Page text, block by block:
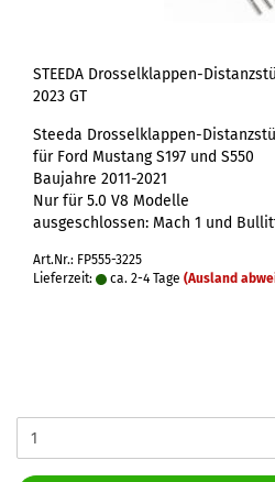
STEEDA Drosselklappen-
2023 GT
Steeda Drosselklappen-
für Ford Mustang S197 und S550
Baujahre 2011-2021
Nur für 5.0 V8 Modelle
ausgeschlossen: Mach 1 und
Art.Nr.: FP555-3225
Lieferzeit:
ca. 2-4 Tage (Ausland